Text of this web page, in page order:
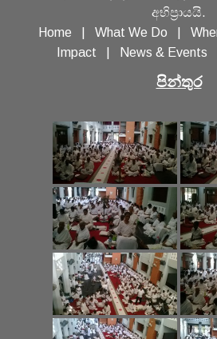
අභිප්‍රායයි.
Home
What We Do
Impact
News & Events
පින්තුර